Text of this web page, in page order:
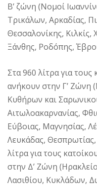
Β’ ζώνη (Νομοί
Τρικάλων, Αρκαδίας,
Θεσσαλονίκης, Κιλκίς,
Ξάνθης, Ροδόπης,
Στα 960 λίτρα για
ανήκουν στην Γ’ Ζώνη
Κυθήρων και
Αιτωλοακαρνανίας,
Εύβοιας, Μαγνησίας,
Λευκάδας,
λίτρα για τους
στην Δ’ Ζώνη
Λασιθίου, Κυκλάδων,